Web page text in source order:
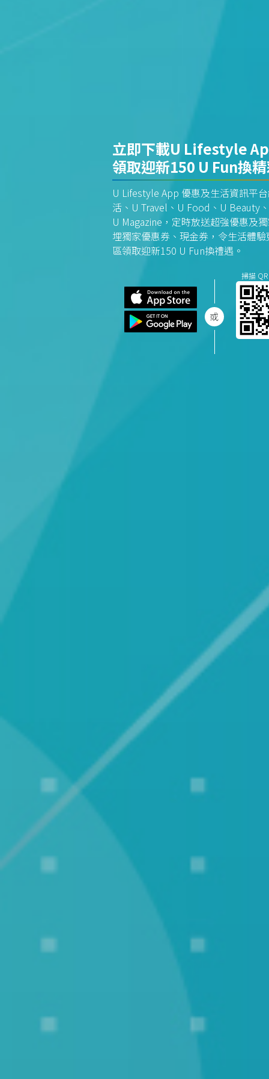
立即下載U Lifestyle
領取迎新150 U Fun換
U Lifestyle App 優惠及生活資訊平
活、U Travel、U Food、U Beauty
U Magazine，定時放送超強優惠及
埋獨家優惠券、現金券，令生活體
區領取迎新150 U Fun換禮遇。
掃描